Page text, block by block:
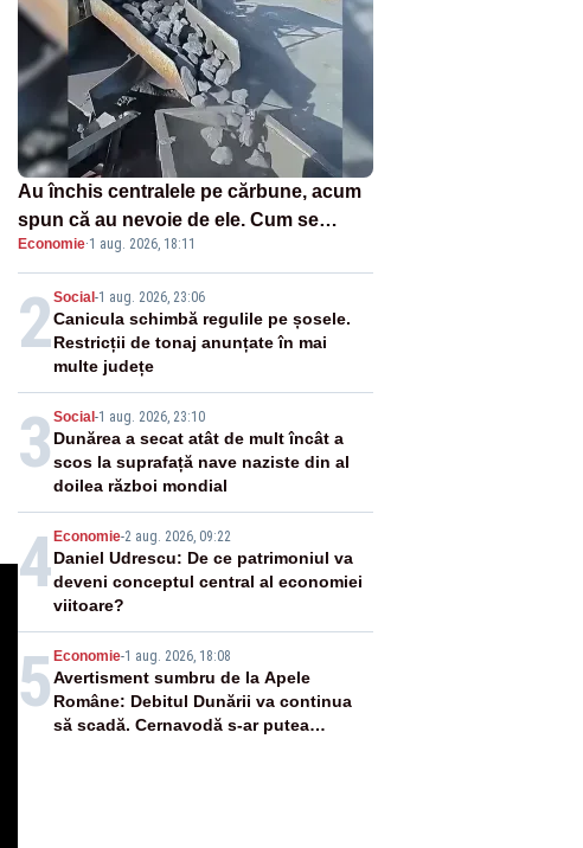
Au închis centralele pe cărbune, acum
spun că au nevoie de ele. Cum se
pasează vina în plină criză energetică
Economie·1 aug. 2026, 18:11
2Social -1 aug. 2026, 23:06
Canicula schimbă regulile pe șosele.
Restricții de tonaj anunțate în mai
multe județe
3 Social -1 aug. 2026, 23:10
Dunărea a secat atât de mult încât a
scos la suprafață nave naziste din al
doilea război mondial
4 Economie-2 aug. 2026, 09:22
Daniel Udrescu: De ce patrimoniul va
deveni conceptul central al economiei
viitoare?
5 Economie-1 aug. 2026, 18:08
Avertisment sumbru de la Apele
Române: Debitul Dunării va continua
să scadă. Cernavodă s-ar putea